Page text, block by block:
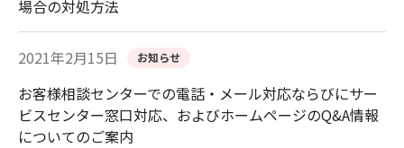
場合の対処方法
2021年2月15日 お知らせ
お客様相談センターでの電話・メール対応ならびにサー
ビスセンター窓口対応、およびホームページのQ&A情報
についてのご案内